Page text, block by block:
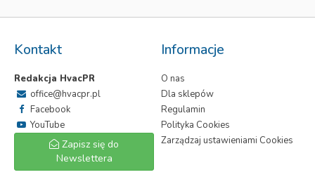
Kontakt
Redakcja HvacPR
office@hvacpr.pl
Facebook
YouTube
Zapisz się do
Newslettera
Informacje
O nas
Dla sklepów
Regulamin
Polityka Cookies
Zarządzaj ustawieniami Cookies